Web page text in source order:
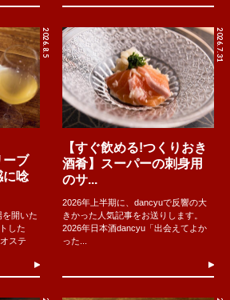
2026.8.5
ーブ
に唸
を開いた
した
ステ
2026.7.31
【すぐ飲める!つくりおき
酒肴】スーパーの刺身用
のサ...
2026年上半期に、dancyuで反響の大
きかった人気記事をお送りします。
2026年日本酒dancyu「出会えてよか
った...